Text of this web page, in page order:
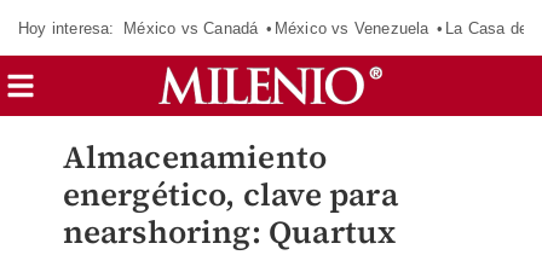
Hoy interesa: México vs Canadá México vs Venezuela La Casa de
Almacenamiento
energético, clave para
nearshoring: Quartux